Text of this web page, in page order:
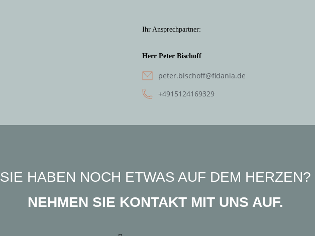
Ihr Ansprechpartner:
Herr Peter Bischoff
peter.bischoff@fidania.de
+4915124169329
SIE HABEN NOCH ETWAS AUF DEM HERZEN?
NEHMEN SIE KONTAKT MIT UNS AUF.